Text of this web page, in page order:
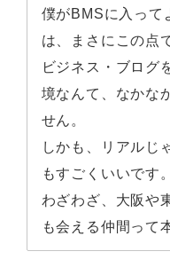
僕がBMSに入って
は、まさにこの点
ビジネス・ブログ
境なんて、なかな
せん。
しかも、リアルじ
もすごくいいです。
わざわざ、大阪や
も会える仲間って